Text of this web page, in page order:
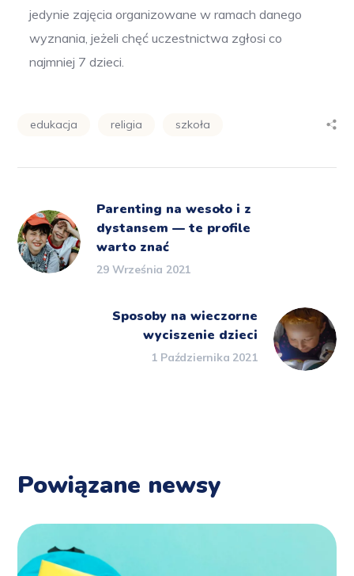
jedynie zajęcia organizowane w ramach danego
wyznania, jeżeli chęć uczestnictwa zgłosi co
najmniej 7 dzieci.
edukacja religia szkoła
Parenting na wesoło i z
dystansem — te profile
warto znać
29 Września 2021
Sposoby na wieczorne
wyciszenie dzieci
1 Października 2021
Powiązane newsy